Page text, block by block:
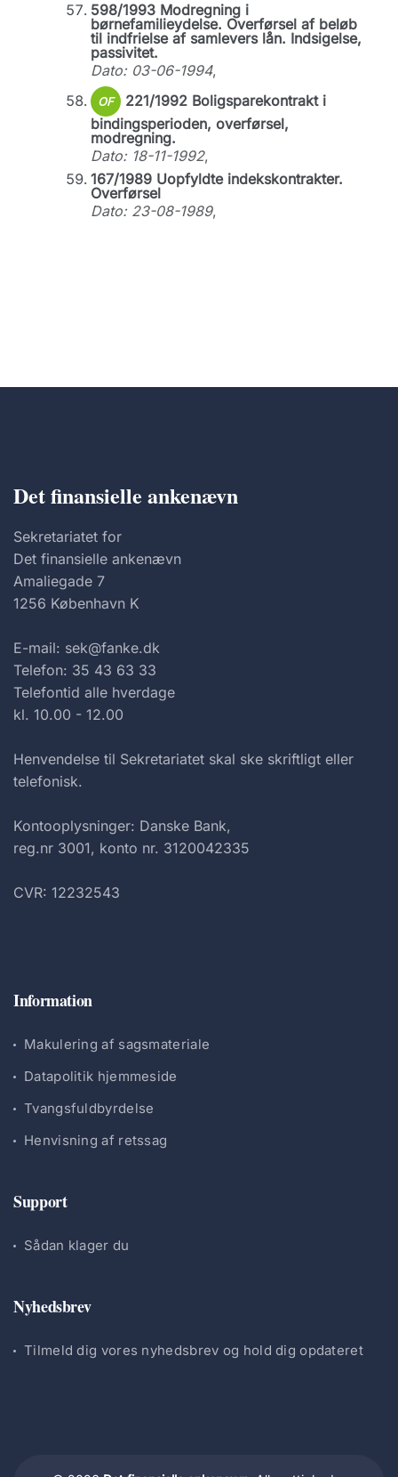
598/1993 Modregning i
børnefamilieydelse. Overførsel af beløb
til indfrielse af samlevers lån. Indsigelse,
passivitet.
Dato: 03-06-1994,
OF
221/1992 Boligsparekontrakt i
bindingsperioden, overførsel,
modregning.
Dato: 18-11-1992,
167/1989 Uopfyldte indekskontrakter.
Overførsel
Dato: 23-08-1989,
Det finansielle ankenævn
Sekretariatet for
Det finansielle ankenævn
Amaliegade 7
1256 København K
E-mail: sek@fanke.dk
Telefon: 35 43 63 33
Telefontid alle hverdage
kl. 10.00 - 12.00
Henvendelse til Sekretariatet skal ske skriftligt eller
telefonisk.
Kontooplysninger: Danske Bank,
reg.nr 3001, konto nr. 3120042335
CVR: 12232543
Information
Makulering af sagsmateriale
Datapolitik hjemmeside
Tvangsfuldbyrdelse
Henvisning af retssag
Support
Sådan klager du
Nyhedsbrev
Tilmeld dig vores nyhedsbrev og hold dig opdateret